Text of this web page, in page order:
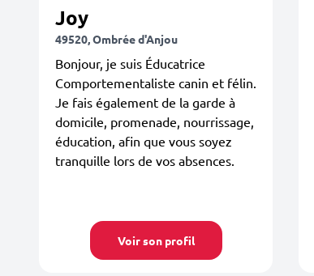
Joy
49520, Ombrée d'Anjou
Bonjour, je suis Éducatrice
Comportementaliste canin et félin.
Je fais également de la garde à
domicile, promenade, nourrissage,
éducation, afin que vous soyez
tranquille lors de vos absences.
Voir son profil